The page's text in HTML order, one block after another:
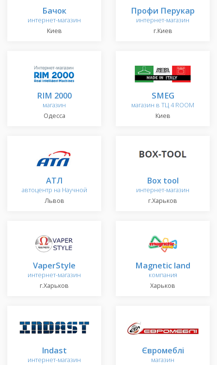
Бачок
интернет-магазин
Киев
Профи Перукар
интернет-магазин
г.Киев
RIM 2000
магазин
Одесса
SMEG
магазин в ТЦ 4 ROOM
Киев
АТЛ
автоцентр на Научной
Львов
Box tool
интернет-магазин
г.Харьков
VaperStyle
интернет-магазин
г.Харьков
Magnetic land
компания
Харьков
Indast
интернет-магазин
Євромеблі
магазин